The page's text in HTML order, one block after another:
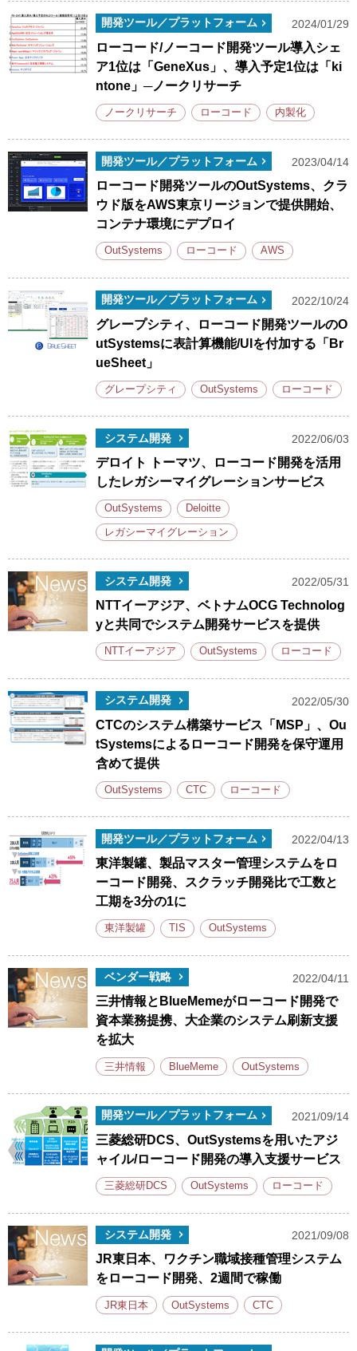
開発ツール／プラットフォーム 2024/01/29
ローコード/ノーコード開発ツール導入シェ
ア1位は「GeneXus」、導入予定1位は「ki
ntone」─ノークリサーチ
ノークリサーチ ローコード 内製化
開発ツール／プラットフォーム 2023/04/14
ローコード開発ツールのOutSystems、クラ
ウド版をAWS東京リージョンで提供開始、
コンテナ環境にデプロイ
OutSystems ローコード AWS
開発ツール／プラットフォーム 2022/10/24
グレープシティ、ローコード開発ツールのO
utSystemsに表計算機能/UIを付加する「Br
ueSheet」
グレープシティ OutSystems ローコード
システム開発 2022/06/03
デロイト トーマツ、ローコード開発を活用
したレガシーマイグレーションサービス
OutSystems Deloitte
レガシーマイグレーション
システム開発 2022/05/31
NTTイーアジア、ベトナムOCG Technolog
yと共同でシステム開発サービスを提供
NTTイーアジア OutSystems ローコード
システム開発 2022/05/30
CTCのシステム構築サービス「MSP」、Ou
tSystemsによるローコード開発を保守運用
含めて提供
OutSystems CTC ローコード
開発ツール／プラットフォーム 2022/04/13
東洋製罐、製品マスター管理システムをロ
ーコード開発、スクラッチ開発比で工数と
工期を3分の1に
東洋製罐 TIS OutSystems
ベンダー戦略 2022/04/11
三井情報とBlueMemeがローコード開発で
資本業務提携、大企業のシステム刷新支援
を拡大
三井情報 BlueMeme OutSystems
開発ツール／プラットフォーム 2021/09/14
三菱総研DCS、OutSystemsを用いたアジ
ャイル/ローコード開発の導入支援サービス
三菱総研DCS OutSystems ローコード
システム開発 2021/09/08
JR東日本、ワクチン職域接種管理システム
をローコード開発、2週間で稼働
JR東日本 OutSystems CTC